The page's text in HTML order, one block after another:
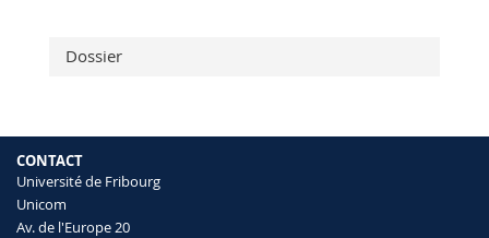
Dossier
CONTACT
Université de Fribourg
Unicom
Av. de l'Europe 20